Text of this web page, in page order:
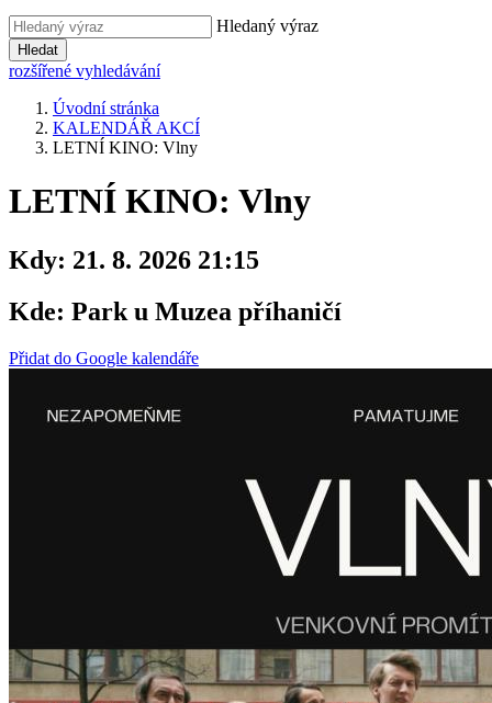
Hledaný výraz
Hledat
rozšířené vyhledávání
Úvodní stránka
KALENDÁŘ AKCÍ
LETNÍ KINO: Vlny
LETNÍ KINO: Vlny
Kdy: 21. 8. 2026 21:15
Kde: Park u Muzea příhaničí
Přidat do Google kalendáře